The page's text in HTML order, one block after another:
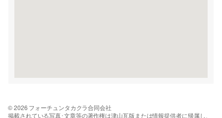
© 2026 フォーチュンタカクラ合同会社
掲載されている写真･文章等の著作権は津山瓦版または情報提供者に帰属し、